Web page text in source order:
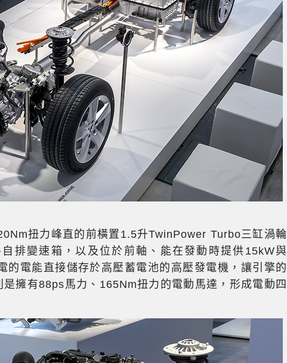
扭力峰直的前橫置1.5升TwinPower Turbo三缸渦輪
排變速箱，以及位於前軸、能在發動時提供15kW與
的電能直接儲存於高壓蓄電池的高壓發電機，讓引擎的
擁有88ps馬力、165Nm扭力的電動馬達，形成電動四